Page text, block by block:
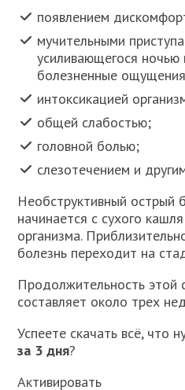
появлением
мучительными
усиливающегося
болезненные
интоксикацией
общей слабостью;
головной болью;
слезотечением и
Необструктивный острый
начинается с сухого
организма.
болезнь переходит на
Продолжительность
составляет около трех
Успеете скачать всё, что
за 3 дня?
Активировать